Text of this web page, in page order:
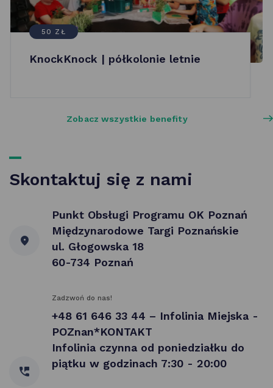
50 ZŁ
KnockKnock | półkolonie letnie
Zobacz wszystkie benefity
Skontaktuj się z nami
Punkt Obsługi Programu OK Poznań
Międzynarodowe Targi Poznańskie
ul. Głogowska 18
60-734 Poznań
Zadzwoń do nas!
+48 61 646 33 44 – Infolinia Miejska -
POZnan*KONTAKT
Infolinia czynna od poniedziałku do
piątku w godzinach 7:30 - 20:00